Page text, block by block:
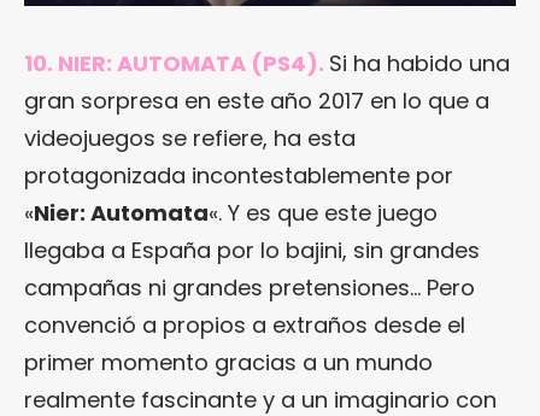
10. NIER: AUTOMATA (PS4). Si ha habido una
gran sorpresa en este año 2017 en lo que a
videojuegos se refiere, ha esta
protagonizada incontestablemente por
«Nier: Automata«. Y es que este juego
llegaba a España por lo bajini, sin grandes
campañas ni grandes pretensiones… Pero
convenció a propios a extraños desde el
primer momento gracias a un mundo
realmente fascinante y a un imaginario con